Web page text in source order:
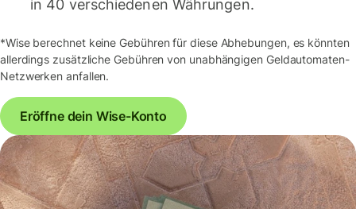
in 40 verschiedenen Währungen.
*Wise berechnet keine Gebühren für diese Abhebungen, es könnten
allerdings zusätzliche Gebühren von unabhängigen Geldautomaten-
Netzwerken anfallen.
Eröffne dein Wise-Konto